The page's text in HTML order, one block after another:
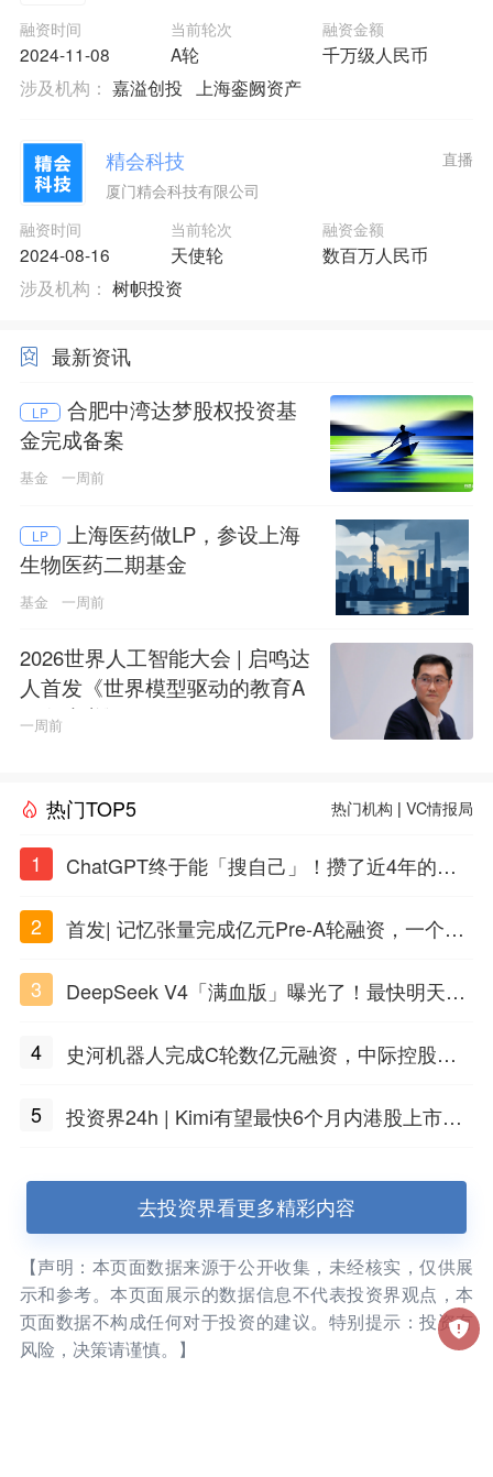
融资时间
2024-11-08
当前轮次
A轮
融资金额
千万级人民币
涉及机构： 嘉溢创投 上海銮阙资产
精会科技
厦门精会科技有限公司
融资时间
2024-08-16
当前轮次
天使轮
融资金额
数百万人民币
直播
涉及机构： 树帜投资
最新资讯
LP
合肥中湾达梦股权投资基
金完成备案
基金 一周前
LP
上海医药做LP，参设上海
生物医药二期基金
基金 一周前
2026世界人工智能大会 | 启鸣达
人首发《世界模型驱动的教育A
GI白皮书》
一周前
热门TOP5 热门机构 |VC情报局
1
ChatGPT终于能「搜自己」！攒了近4年的对
2
首发| 记忆张量完成亿元Pre-A轮融资，一个上
3
DeepSeek V4「满血版」曝光了！最快明天发
4
史河机器人完成C轮数亿元融资，中际控股领
5
投资界24h | Kimi有望最快6个月内港股上市；
去投资界看更多精彩内容
【声明：本页面数据来源于公开收集，未经核实，仅供展
示和参考。本页面展示的数据信息不代表投资界观点，本
页面数据不构成任何对于投资的建议。特别提示：投资有
风险，决策请谨慎。】